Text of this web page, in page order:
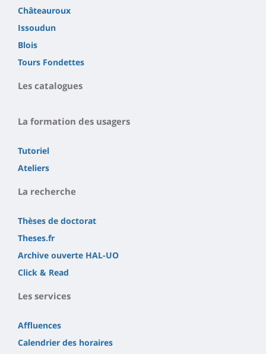
Châteauroux
Issoudun
Blois
Tours Fondettes
Les catalogues
La formation des usagers
Tutoriel
Ateliers
La recherche
Thèses de doctorat
Theses.fr
Archive ouverte HAL-UO
Click & Read
Les services
Affluences
Calendrier des horaires